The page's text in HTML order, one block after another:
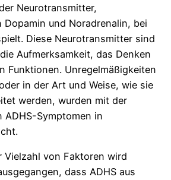
Neurotransmitter,
Dopamin und Noradrenalin, bei
Diese Neurotransmitter sind
Aufmerksamkeit, das Denken
Funktionen. Unregelmäßigkeiten
in der Art und Weise, wie sie
werden, wurden mit der
Symptomen in
Vielzahl von Faktoren wird
dass ADHS aus